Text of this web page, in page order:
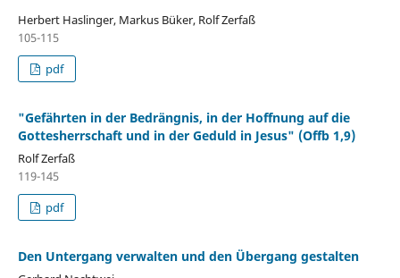
Herbert Haslinger, Markus Büker, Rolf Zerfaß
105-115
pdf
"Gefährten in der Bedrängnis, in der Hoffnung auf die
Gottesherrschaft und in der Geduld in Jesus" (Offb 1,9)
Rolf Zerfaß
119-145
pdf
Den Untergang verwalten und den Übergang gestalten